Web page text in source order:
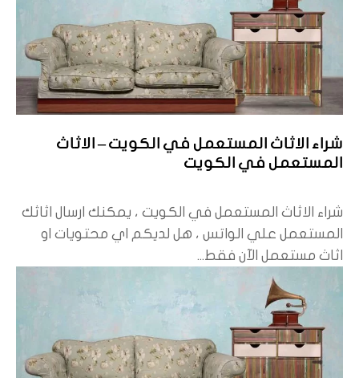
شراء الاثاث المستعمل في الكويت – الاثاث
المستعمل في الكويت
شراء الاثاث المستعمل في الكويت ، يمكنك ارسال اثاثك
المستعمل علي الواتس ، هل لديكم اي محتويات او
اثاث مستعمل الآن فقط...